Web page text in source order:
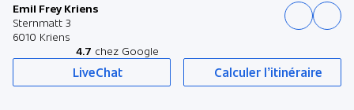
Emil Frey Kriens
Sternmatt 3
6010 Kriens
4.7 chez Google
LiveChat Calculer l’itinéraire